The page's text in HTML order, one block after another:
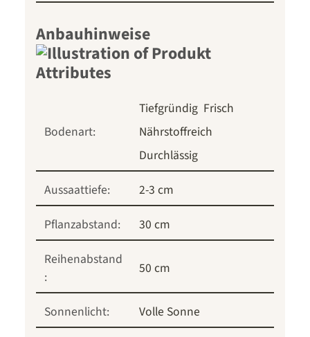
Anbauhinweise
Bodenart:
Tiefgründig Frisch
Nährstoffreich
Durchlässig
Aussaattiefe:
2-3 cm
Pflanzabstand:
30 cm
Reihenabstand
:
50 cm
Sonnenlicht: Volle Sonne